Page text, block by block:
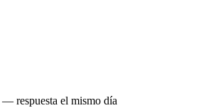
— respuesta el mismo día